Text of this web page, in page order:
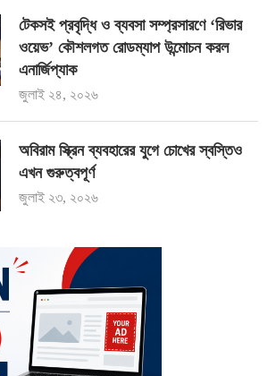
টেকসই প্রবৃদ্ধি ও ব্যবসা সম্প্রসারণে ‘রিভার
ওয়েভ’ কৌশলগত রোডম্যাপ উন্মোচন করল
এনার্জিপ্যাক
জুলাই ২৪, ২০২৬
অবিরাম স্ক্রিন ব্যবহারের যুগে চোখের স্বস্তিও
এখন গুরুত্বপূর্ণ
জুলাই ২৩, ২০২৬